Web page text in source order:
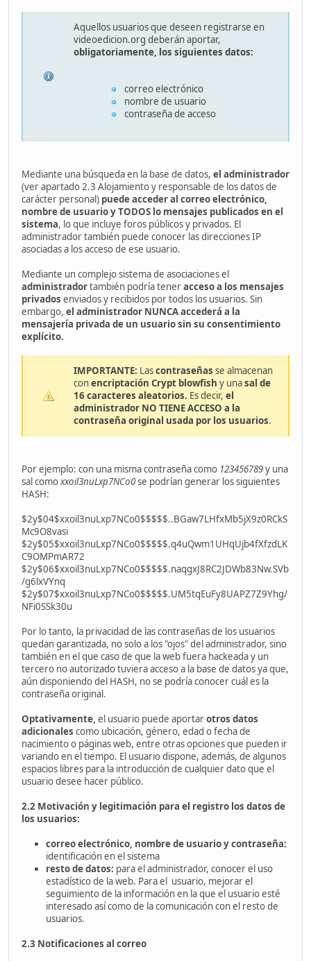
Aquellos usuarios que deseen registrarse en
videoedicion.org deberán aportar,
obligatoriamente, los siguientes datos:
correo electrónico
nombre de usuario
contraseña de acceso
Mediante una búsqueda en la base de datos, el administrador
(ver apartado 2.3 Alojamiento y responsable de los datos de
carácter personal) puede acceder al correo electrónico,
nombre de usuario y TODOS lo mensajes publicados en el
sistema, lo que incluye foros públicos y privados. El
administrador también puede conocer las direcciones IP
asociadas a los acceso de ese usuario.
Mediante un complejo sistema de asociaciones el
administradortambién podría teneracceso a los mensajes
privados enviados y recibidos por todos los usuarios. Sin
embargo, el administrador NUNCA accederá a la
mensajería privada de un usuario sin su consentimiento
explícito.
IMPORTANTE: Lascontraseñas se almacenan
conencriptación Crypt blowfish y unasal de
16 caracteres aleatorios. Es decir,el
administrador NO TIENE ACCESO a la
contraseña original usada por los usuarios.
Por ejemplo: con una misma contraseña como 123456789y una
sal comoxxoil3nuLxp7NCo0se podrían generar los siguientes
HASH:
$2y$04$xxoil3nuLxp7NCo0$$$$$..BGaw7LHfxMb5jX9z0RCkS
Mc9O8vasi
$2y$05$xxoil3nuLxp7NCo0$$$$$.q4uQwm1UHqUjb4fXfzdLK
C9OMPmAR72
$2y$06$xxoil3nuLxp7NCo0$$$$$.naqgxJ8RC2JDWb83Nw.SVb
/g6lxVYnq
$2y$07$xxoil3nuLxp7NCo0$$$$$.UM5tqEuFy8UAPZ7Z9Yhg/
NFi0SSk30u
Por lo tanto, la privacidad de las contraseñas de los usuarios
quedan garantizada, no solo a los "ojos" del administrador, sino
también en el que caso de que la web fuera hackeada y un
tercero no autorizado tuviera acceso a la base de datos ya que,
aún disponiendo del HASH, no se podría conocer cuál es la
contraseña original.
Optativamente, el usuario puede aportarotros datos
adicionales como ubicación, género, edad o fecha de
nacimiento o páginas web, entre otras opciones que pueden ir
variando en el tiempo. El usuario dispone, además, de algunos
espacios libres para la introducción de cualquier dato que el
usuario desee hacer público.
2.2 Motivación y legitimación para el registro los datos de
los usuarios:
correo electrónico, nombre de usuario y contraseña:
identificación en el sistema
resto de datos: para el administrador, conocer el uso
estadístico de la web. Para el usuario, mejorar el
seguimiento de la información en la que el usuario esté
interesado así como de la comunicación con el resto de
usuarios.
2.3 Notificaciones al correo